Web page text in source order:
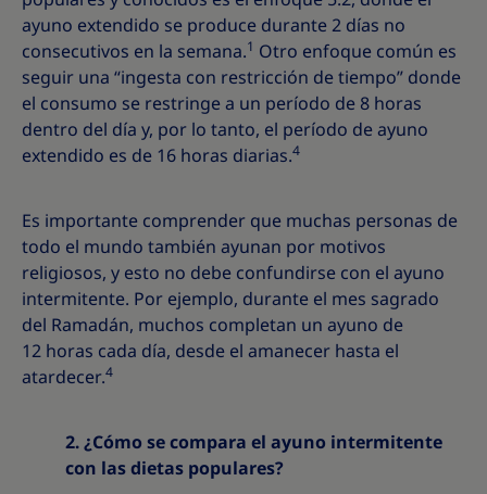
ayuno extendido se produce durante 2 días no
consecutivos en la semana.1 Otro enfoque común es
seguir una “ingesta con restricción de tiempo” donde
el consumo se restringe a un período de 8 horas
dentro del día y, por lo tanto, el período de ayuno
extendido es de 16 horas diarias.4
Es importante comprender que muchas personas de
todo el mundo también ayunan por motivos
religiosos, y esto no debe confundirse con el ayuno
intermitente. Por ejemplo, durante el mes sagrado
del Ramadán, muchos completan un ayuno de
12 horas cada día, desde el amanecer hasta el
atardecer.4
2. ¿Cómo se compara el ayuno intermitente
con las dietas populares?